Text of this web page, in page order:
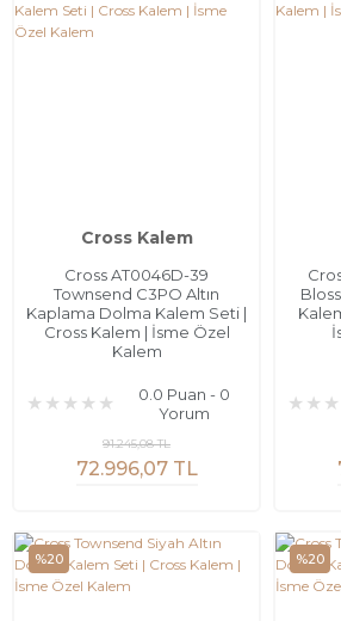
Cross Kalem
Cross AT0046D-39
Townsend C3PO Altın
Kaplama Dolma Kalem Seti |
Cross Kalem | İsme Özel
Kalem
0.0 Puan - 0
Yorum
72.996,07 TL
91.245,08 TL
%20 %20